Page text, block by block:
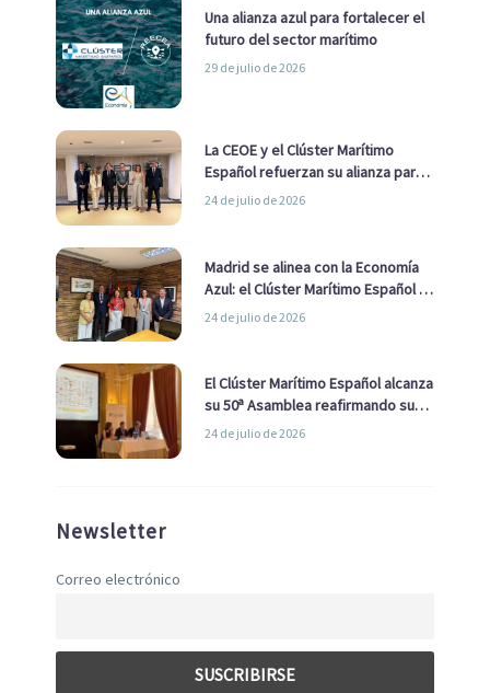
Una alianza azul para fortalecer el
futuro del sector marítimo
29 de julio de 2026
La CEOE y el Clúster Marítimo
Español refuerzan su alianza para
impulsar una estrategia Nacional
24 de julio de 2026
Madrid se alinea con la Economía
Azul: el Clúster Marítimo Español y
la Real Liga Naval avanzan alianzas
24 de julio de 2026
El Clúster Marítimo Español alcanza
su 50ª Asamblea reafirmando su
liderazgo en la Economía Azul
24 de julio de 2026
Newsletter
Correo electrónico